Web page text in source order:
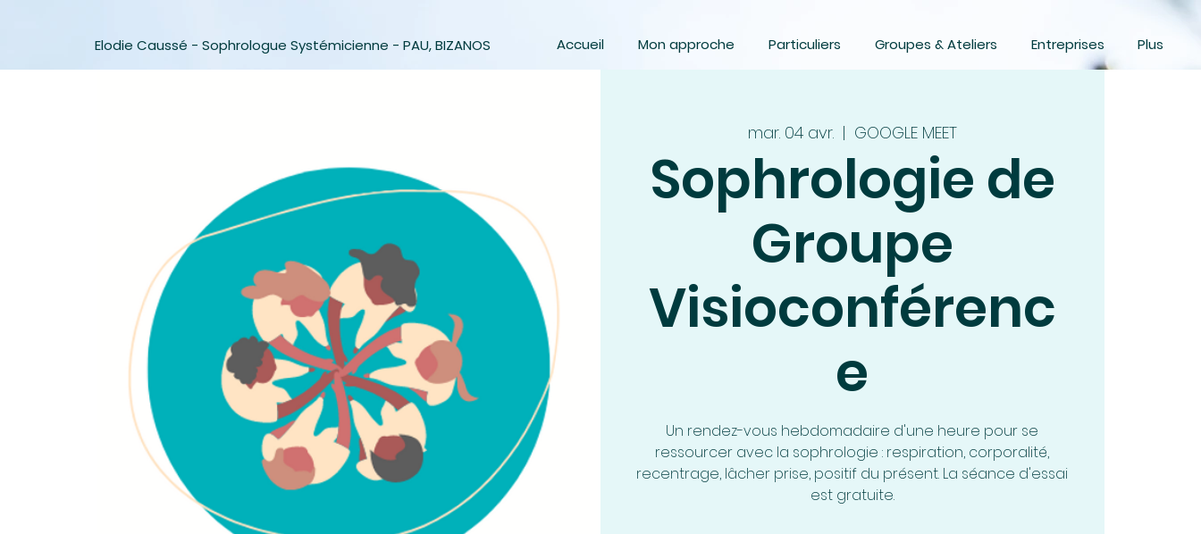
Accueil Mon approche Particuliers Groupes & Ateliers Entreprises Plus
Elodie Caussé - Sophrologue Systémicienne - PAU, BIZANOS
mar. 04 avr.
  |
GOOGLE MEET
Sophrologie de
Groupe
Visioconférenc
e
Un rendez-vous hebdomadaire d'une heure pour se
ressourcer avec la sophrologie : respiration, corporalité,
recentrage, lâcher prise, positif du présent. La séance d'essai
est gratuite.